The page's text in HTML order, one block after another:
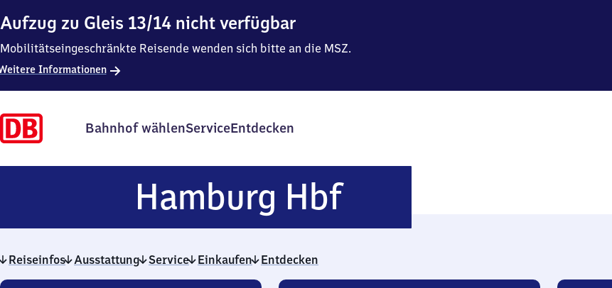
Aufzug zu Gleis 13/14 nicht verfügbar
Mobilitätseingeschränkte Reisende wenden sich bitte an die MSZ.
Informationen
Bahnhof wählenServiceEntdecken
Hamburg HbfHamburg
Hauptbahnhof
Reiseinfos Ausstattung Service Einkaufen Entdecken